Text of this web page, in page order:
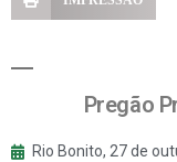
Pregão
Rio Bonito, 27 de